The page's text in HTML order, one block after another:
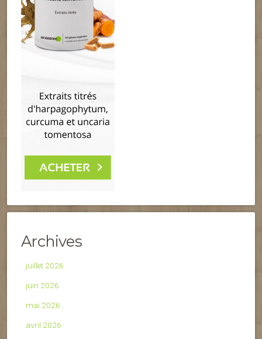
Archives
juillet 2026
juin 2026
mai 2026
avril 2026